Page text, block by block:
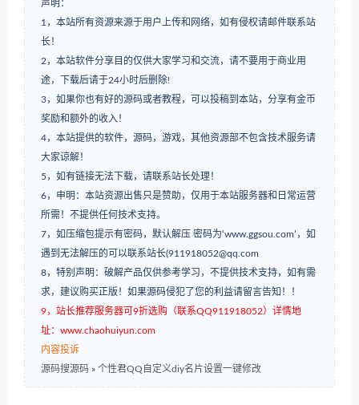
声明：
1，本站所有资源来源于用户上传和网络，如有侵权请邮件联系站
长！
2，本站软件分享目的仅供大家学习和交流，请不要用于商业用
途，下载后请于24小时后删除!
3，如果你也有好的源码或者教程，可以投稿到本站，分享有金币
奖励和额外的收入！
4，本站提供的软件，源码，游戏，其他资源部不包含技术服务请
大家谅解！
5，如有链接无法下载，请联系站长处理！
6，申明：本站资源出售只是赞助，仅用于本站服务器和日常运营
所需！不提供任何技术支持。
7，如压缩包提示有密码，默认解压 密码为‘www.ggsou.com’，如
遇到无法解压的可以联系站长(911918052@qq.com
8，特别声明：破解产品仅供参考学习，不提供技术支持，如有需
求，建议购买正版！如果源码侵犯了您的利益请留言告知！！
9，站长推荐服务器可9折选购（联系QQ911918052）详情地
址：www.chaohuiyun.com
内容投诉
源码搜源码 » 个性君QQ自定义diy名片设置一键修改